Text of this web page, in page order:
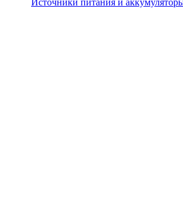
Источники питания и